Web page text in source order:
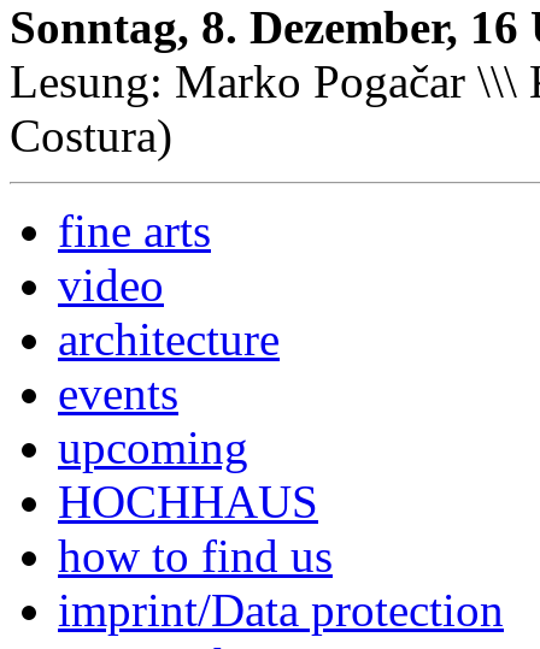
Sonntag, 8. Dezember, 16
Lesung: Marko Pogačar
Costura)
fine arts
video
architecture
events
upcoming
HOCHHAUS
how to find us
imprint/Data protection